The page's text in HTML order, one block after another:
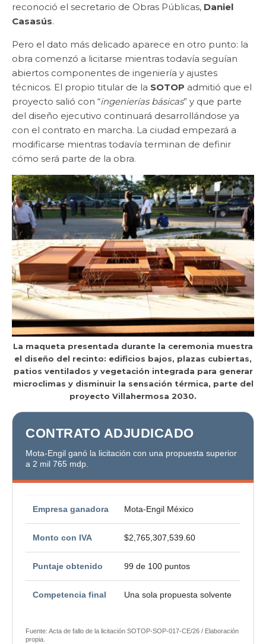
reconoció el secretario de Obras Públicas, Daniel
Casasús.
Pero el dato más delicado aparece en otro punto: la
obra comenzó a licitarse mientras todavía seguían
abiertos componentes de ingeniería y ajustes
técnicos. El propio titular de la SOTOP admitió que el
proyecto salió con “ingenierías básicas” y que parte
del diseño ejecutivo continuará desarrollándose ya
con el contrato en marcha. La ciudad empezará a
modificarse mientras todavía terminan de definir
cómo será parte de la obra.
La maqueta presentada durante la ceremonia muestra
el diseño del recinto: edificios bajos, plazas cubiertas,
patios ventilados y vegetación integrada para generar
microclimas y disminuir la sensación térmica, parte del
proyecto Villahermosa 2030.
CONTRATO ADJUDICADO
Mota-Engil ganó la licitación con una propuesta superior
a 2 mil 765 mdp.
Empresa ganadora Mota-Engil México
Monto con IVA $2,765,307,539.60
Puntaje obtenido 99 de 100 puntos
Competencia final Una sola propuesta solvente
Fuente: Acta de fallo de la licitación SOTOP-SOP-017-CE/26 / Elaboración
propia.